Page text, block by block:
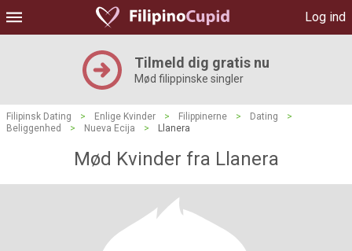
Log ind
Tilmeld dig gratis nu
Mød filippinske singler
Filipinsk Dating > Enlige Kvinder > Filippinerne > Dating
>
Beliggenhed
> Nueva Ecija > Llanera
Mød Kvinder fra Llanera